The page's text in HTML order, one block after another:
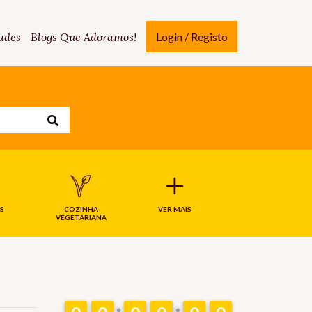
Blogs Que Adoramos! Login / Registo
COZINHA
VEGETARIANA
VER MAIS